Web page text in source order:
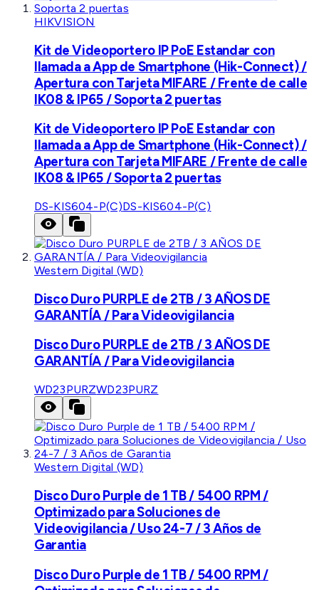
HIKVISION
Kit de Videoportero IP PoE Estandar con
llamada a App de Smartphone (Hik-Connect) /
Apertura con Tarjeta MIFARE / Frente de calle
IK08 & IP65 / Soporta 2 puertas
Kit de Videoportero IP PoE Estandar con
llamada a App de Smartphone (Hik-Connect) /
Apertura con Tarjeta MIFARE / Frente de calle
IK08 & IP65 / Soporta 2 puertas
DS-KIS604-P(C)DS-KIS604-P(C)
Western Digital (WD)
Disco Duro PURPLE de 2TB / 3 AÑOS DE
GARANTÍA / Para Videovigilancia
Disco Duro PURPLE de 2TB / 3 AÑOS DE
GARANTÍA / Para Videovigilancia
WD23PURZWD23PURZ
Western Digital (WD)
Disco Duro Purple de 1 TB / 5400 RPM /
Optimizado para Soluciones de
Videovigilancia / Uso 24-7 / 3 Años de
Garantia
Disco Duro Purple de 1 TB / 5400 RPM /